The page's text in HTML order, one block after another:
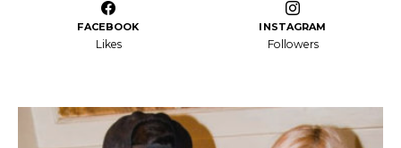
FACEBOOK
Likes
INSTAGRAM
Followers